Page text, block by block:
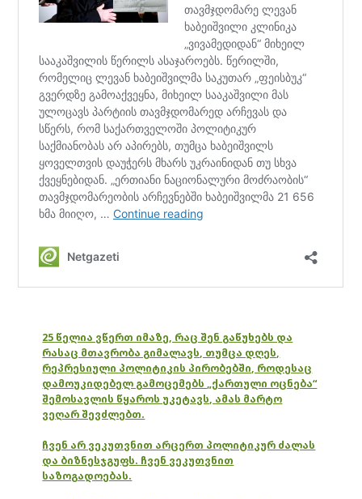
25 წელია ვწერთ იმაზე, რაც შენ გაწუხებს და
რასაც მთავრობა გიმალავს, თუმცა დღეს,
რეპრესიული პოლიტიკის პირობებში, როდესაც
დამოუკიდებელ გამოცემებს „ქართული ოცნება“
შემოსავლის წყაროს უკეტავს, ამას მარტო
ვეღარ შევძლებთ.
ჩვენ არ ვეკუთვნით არცერთ პოლიტიკურ ძალას
და ბიზნესჯგუფს. ჩვენ ვეკუთვნით
საზოგადოებას.